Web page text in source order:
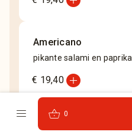
Americano
pikante salami en paprika
€ 19,40add_circle
Bbq chicken
menu shopping_basket 0